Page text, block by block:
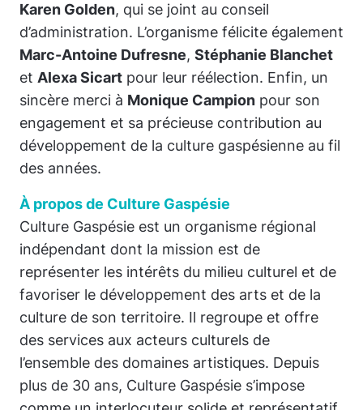
Karen Golden, qui se joint au conseil
d’administration. L’organisme félicite également
Marc-Antoine Dufresne, Stéphanie Blanchet
et Alexa Sicart pour leur réélection. Enfin, un
sincère merci à Monique Campion pour son
engagement et sa précieuse contribution au
développement de la culture gaspésienne au fil
des années.
À propos de Culture Gaspésie
Culture Gaspésie est un organisme régional
indépendant dont la mission est de
représenter les intérêts du milieu culturel et de
favoriser le développement des arts et de la
culture de son territoire. Il regroupe et offre
des services aux acteurs culturels de
l’ensemble des domaines artistiques. Depuis
plus de 30 ans, Culture Gaspésie s’impose